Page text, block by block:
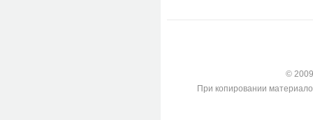
©
При копировании